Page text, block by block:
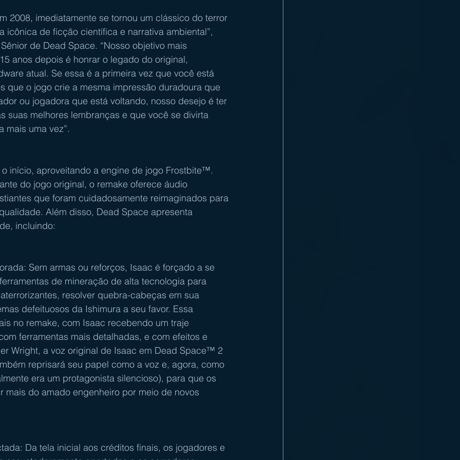
2008, imediatamente se tornou um clássico do terror
icônica de ficção científica e narrativa ambiental”,
de Dead Space. “Nosso objetivo mais
anos depois é honrar o legado do original,
atual. Se essa é a primeira vez que você está
que o jogo crie a mesma impressão duradoura que
ou jogadora que está voltando, nosso desejo é ter
suas melhores lembranças e que você se divirta
mais uma vez”.
início, aproveitando a engine de jogo Frostbite™.
do jogo original, o remake oferece áudio
que foram cuidadosamente reimaginados para
Além disso, Dead Space apresenta
incluindo:
Sem armas ou reforços, Isaac é forçado a se
de mineração de alta tecnologia para
resolver quebra-cabeças em sua
defeituosos da Ishimura a seu favor. Essa
no remake, com Isaac recebendo um traje
ferramentas mais detalhadas, e com efeitos e
Wright, a voz original de Isaac em Dead Space™ 2
reprisará seu papel como a voz e, agora, como
era um protagonista silencioso), para que os
mais do amado engenheiro por meio de novos
Da tela inicial aos créditos finais, os jogadores e